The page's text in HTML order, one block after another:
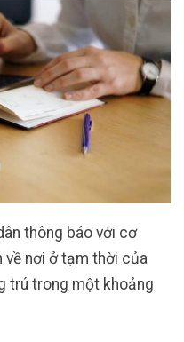
thông báo với cơ
về nơi ở tạm thời của
trú trong một khoảng